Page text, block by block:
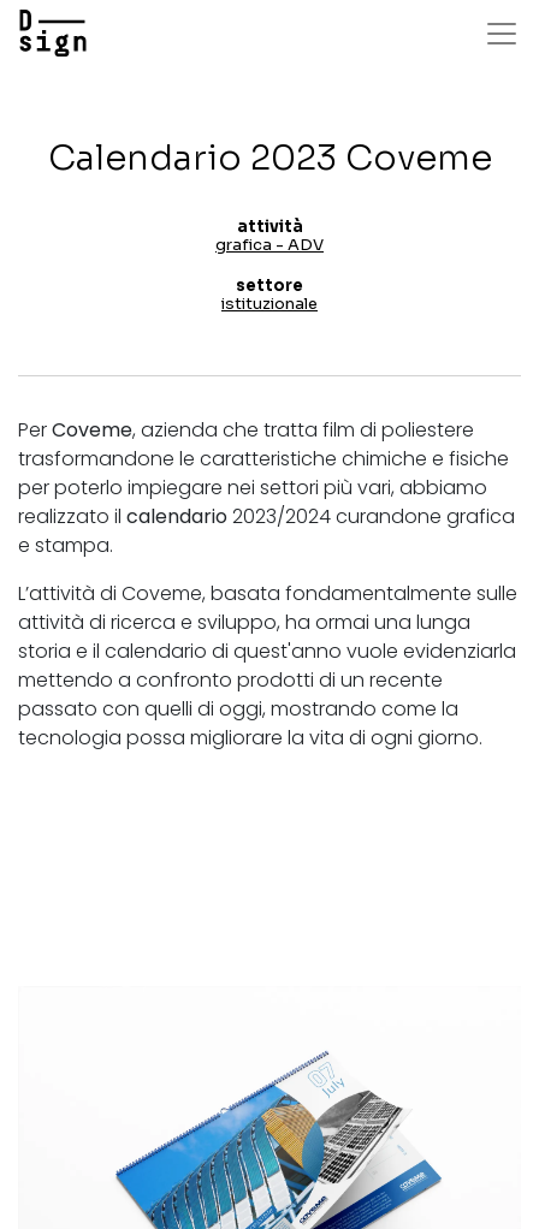
Calendario 2023 Coveme
attività
grafica - ADV
settore
istituzionale
PerCoveme, azienda che tratta film di poliestere
trasformandone le caratteristiche chimiche e fisiche
per poterlo impiegare nei settori più vari, abbiamo
realizzato il calendario2023/2024 curandone grafica
e stampa.
L’attività di Coveme, basata fondamentalmente sulle
attività di ricerca e sviluppo, ha ormai una lunga
storia e il calendario di quest'anno vuole evidenziarla
mettendo a confronto prodotti di un recente
passato con quelli di oggi, mostrando come la
tecnologia possa migliorare la vita di ogni giorno.